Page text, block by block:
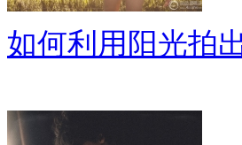
如何利用阳光拍